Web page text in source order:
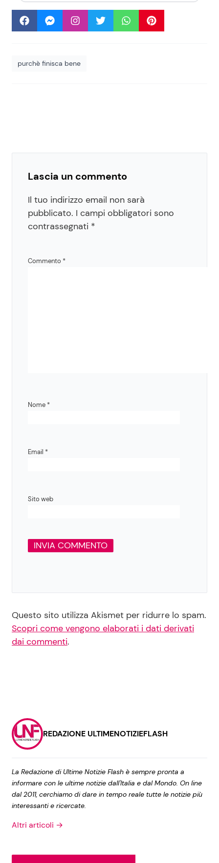
purchè finisca bene
Lascia un commento
Il tuo indirizzo email non sarà
pubblicato. I campi obbligatori sono
contrassegnati *
Commento *
Nome *
Email *
Sito web
Questo sito utilizza Akismet per ridurre lo spam.
Scopri come vengono elaborati i dati derivati
dai commenti.
REDAZIONE ULTIMENOTIZIEFLASH
La Redazione di Ultime Notizie Flash è sempre pronta a
informare con le ultime notizie dall'Italia e dal Mondo. On line
dal 2011, cerchiamo di dare in tempo reale tutte le notizie più
interessanti e ricercate.
Altri articoli →